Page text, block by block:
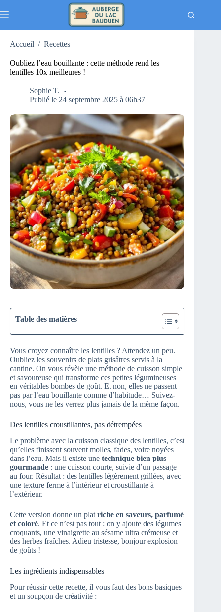
au
Accueil / Recettes
Oubliez l’eau bouillante : cette méthode rend les
lentilles 10x meilleures !
Sophie T.
Publié le 24 septembre 2025 à 06h37
Table des matières
Vous croyez connaître les lentilles ? Attendez un peu.
Oubliez les souvenirs de plats grisâtres servis à la
cantine. On vous révèle une méthode de cuisson simple
et savoureuse qui transforme ces petites légumineuses
en véritables bombes de goût. Et non, elles ne passent
pas par l’eau bouillante comme d’habitude… Suivez-
nous, vous ne les verrez plus jamais de la même façon.
Des lentilles croustillantes, pas détrempées
Le problème avec la cuisson classique des lentilles, c’est
qu’elles finissent souvent molles, fades, voire noyées
dans l’eau. Mais il existe une technique bien plus
gourmande : une cuisson courte, suivie d’un passage
au four. Résultat : des lentilles légèrement grillées, avec
une texture ferme à l’intérieur et croustillante à
l’extérieur.
Cette version donne un plat riche en saveurs, parfumé
et coloré. Et ce n’est pas tout : on y ajoute des légumes
croquants, une vinaigrette au sésame ultra crémeuse et
des herbes fraîches. Adieu tristesse, bonjour explosion
de goûts !
Les ingrédients indispensables
Pour réussir cette recette, il vous faut des bons basiques
et un soupçon de créativité :